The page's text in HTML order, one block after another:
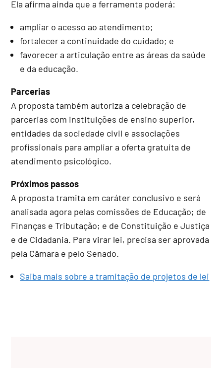
Ela afirma ainda que a ferramenta poderá:
ampliar o acesso ao atendimento;
fortalecer a continuidade do cuidado; e
favorecer a articulação entre as áreas da saúde
e da educação.
Parcerias
A proposta também autoriza a celebração de
parcerias com instituições de ensino superior,
entidades da sociedade civil e associações
profissionais para ampliar a oferta gratuita de
atendimento psicológico.
Próximos passos
A proposta tramita em caráter conclusivo e será
analisada agora pelas comissões de Educação; de
Finanças e Tributação; e de Constituição e Justiça
e de Cidadania. Para virar lei, precisa ser aprovada
pela Câmara e pelo Senado.
Saiba mais sobre a tramitação de projetos de lei